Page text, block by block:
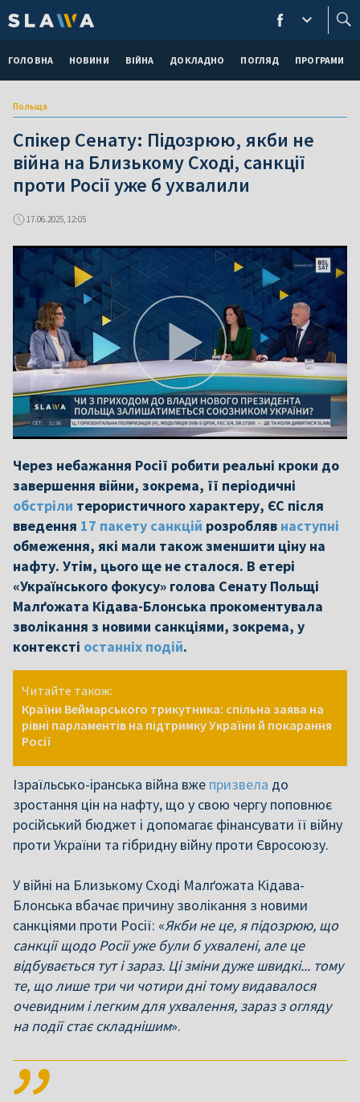
ГОЛОВНА НОВИНИ ВІЙНА ДОКЛАДНО ПОГЛЯД ПРОГРАМИ
Польща
Спікер Сенату: Підозрюю, якби не
війна на Близькому Сході, санкції
проти Росії уже б ухвалили
17.06.2025, 12:05
Через небажання Росії робити реальні кроки до
завершення війни, зокрема, її періодичні
обстріли терористичного характеру, ЄС після
введення 17 пакету санкцій розробляв наступні
обмеження, які мали також зменшити ціну на
нафту. Утім, цього ще не сталося. В етері
«Українського фокусу» голова Сенату Польщі
Малґожата Кідава-Блонська прокоментувала
зволікання з новими санкціями, зокрема, у
контексті останніх подій.
Читайте також:
Країни Веймарського трикутника: спільна заява на
рівні парламентів на підтримку України й покарання
Росії
Ізраїльсько-іранська війна вже призвела до
зростання цін на нафту, що у свою чергу поповнює
російський бюджет і допомагає фінансувати її війну
проти України та гібридну війну проти Євросоюзу.
У війні на Близькому Сході Малґожата Кідава-
Блонська вбачає причину зволікання з новими
санкціями проти Росії: «Якби не це, я підозрюю, що
санкції щодо Росії уже були б ухвалені, але це
відбувається тут і зараз. Ці зміни дуже швидкі... тому
те, що лише три чи чотири дні тому видавалося
очевидним і легким для ухвалення, зараз з огляду
на події стає складнішим».